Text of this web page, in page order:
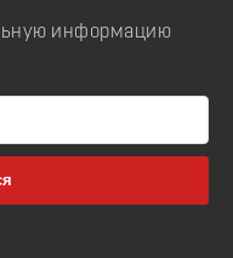
информацию